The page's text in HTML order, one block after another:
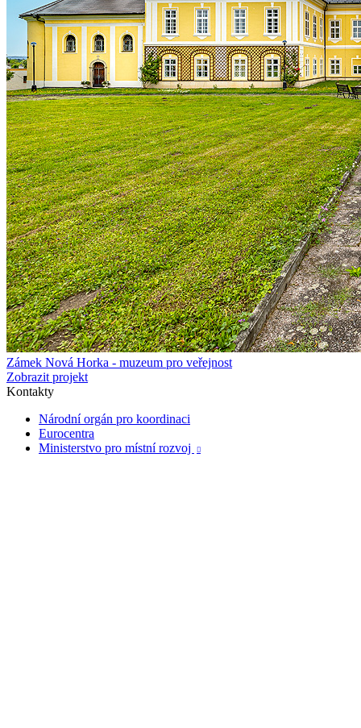
Zámek Nová Horka - muzeum pro veřejnost
Zobrazit projekt
Kontakty
Národní orgán pro koordinaci
Eurocentra
Ministerstvo pro místní rozvoj
